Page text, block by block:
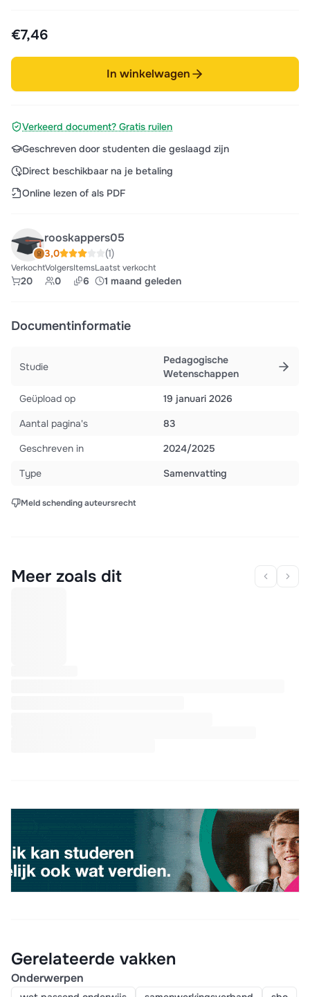
€7,46
In winkelwagen
Verkeerd document? Gratis ruilen
Geschreven door studenten die geslaagd zijn
Direct beschikbaar na je betaling
Online lezen of als PDF
rooskappers05
3,0 (1)
Verkocht
20
Volgers
0
Items
6
Laatst verkocht
1 maand geleden
Documentinformatie
Studie
Pedagogische
Wetenschappen
Geüpload op
19 januari 2026
Aantal pagina's
83
Geschreven in
2024/2025
Type
Samenvatting
Meld schending auteursrecht
Meer zoals dit
Gerelateerde vakken
Onderwerpen